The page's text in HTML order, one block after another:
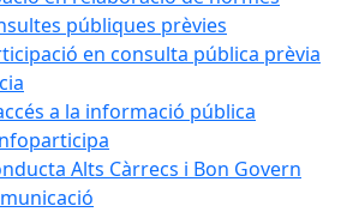
públiques prèvies
en consulta pública prèvia
a la informació pública
Alts Càrrecs i Bon Govern